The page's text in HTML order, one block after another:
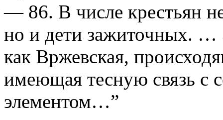
— 86. В числе крестьян
но и дети зажиточных. …
как Вржевская,
имеющая тесную связь с
элементом…”